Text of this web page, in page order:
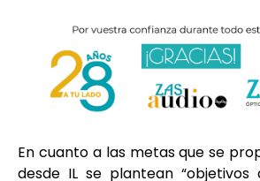
En cuanto a las metas que se
desde IL se plantean “objetivos